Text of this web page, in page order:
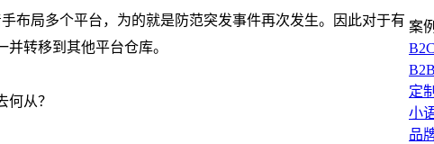
布局多个平台，为的就是防范突发事件再次发生。因此对于有
转移到其他平台仓库。
案
定
小
品